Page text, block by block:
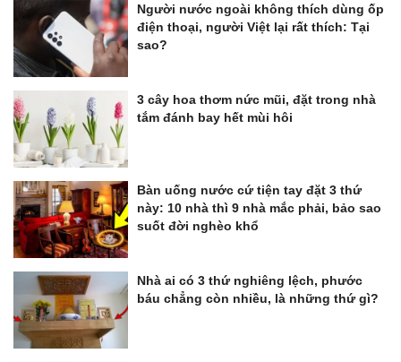
Người nước ngoài không thích dùng ốp
điện thoại, người Việt lại rất thích: Tại
sao?
3 cây hoa thơm nức mũi, đặt trong nhà
tắm đánh bay hết mùi hôi
Bàn uống nước cứ tiện tay đặt 3 thứ
này: 10 nhà thì 9 nhà mắc phải, bảo sao
suốt đời nghèo khổ
Nhà ai có 3 thứ nghiêng lệch, phước
báu chẳng còn nhiều, là những thứ gì?